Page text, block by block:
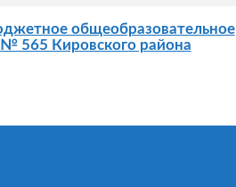
общеобразовательное
565 Кировского района